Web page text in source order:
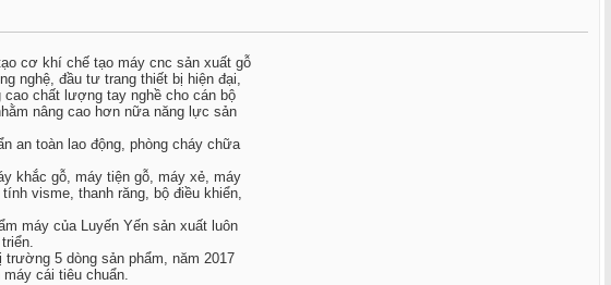
cơ khí chế tạo máy cnc sản xuất gỗ
nghệ, đầu tư trang thiết bị hiện đại,
chất lượng tay nghề cho cán bộ
nâng cao hơn nữa năng lực sản
an toàn lao động, phòng cháy chữa
khắc gỗ, máy tiện gỗ, máy xẻ, máy
visme, thanh răng, bộ điều khiển,
máy của Luyến Yến sản xuất luôn
5 dòng sản phẩm, năm 2017
cái tiêu chuẩn.